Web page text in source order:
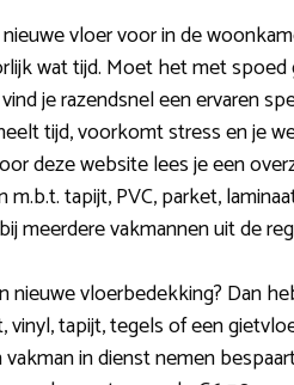
vloer voor in de
wat tijd. Moet het met
je razendsnel een ervaren
tijd, voorkomt stress en je
deze website lees je een
m.b.t. tapijt, PVC, parket,
meerdere vakmannen uit de
nieuwe vloerbedekking? Dan
vinyl, tapijt, tegels of een
vakman in dienst nemen